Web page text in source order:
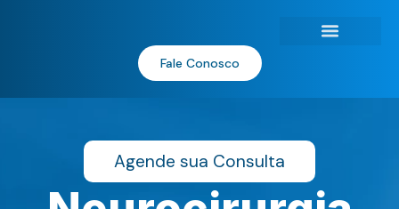
Fale Conosco
Agende sua Consulta